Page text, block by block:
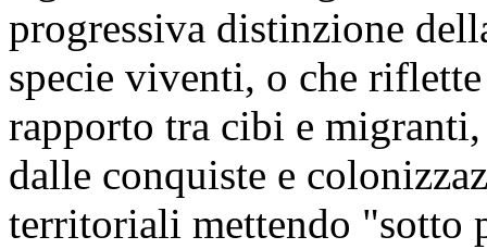
progressiva distinzione
specie viventi, o che
rapporto tra cibi e
dalle conquiste e
territoriali mettendo "sotto